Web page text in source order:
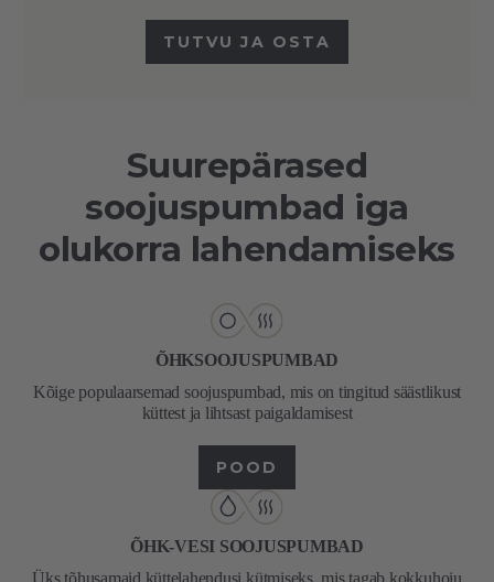
TUTVU JA OSTA
Suurepärased
soojuspumbad iga
olukorra lahendamiseks
ÕHKSOOJUSPUMBAD
Kõige populaarsemad soojuspumbad, mis on tingitud säästlikust
küttest ja lihtsast paigaldamisest
POOD
ÕHK-VESI SOOJUSPUMBAD
Üks tõhusamaid küttelahendusi kütmiseks, mis tagab kokkuhoiu